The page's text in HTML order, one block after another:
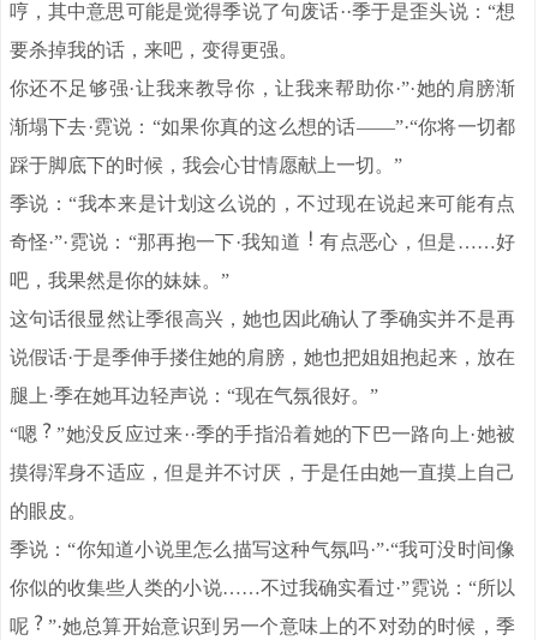
哼，其中意思可能是觉得季说了句废话··季于是歪头说：“想
要杀掉我的话，来吧，变得更强。
你还不足够强·让我来教导你，让我来帮助你·”·她的肩膀渐
渐塌下去·霓说：“如果你真的这么想的话——”·“你将一切都
踩于脚底下的时候，我会心甘情愿献上一切。”
季说：“我本来是计划这么说的，不过现在说起来可能有点
奇怪·”·霓说：“那再抱一下·我知道
有点恶心，但是……好
吧，我果然是你的妹妹。”
这句话很显然让季很高兴，她也因此确认了季确实并不是再
说假话·于是季伸手搂住她的肩膀，她也把姐姐抱起来，放在
腿上·季在她耳边轻声说：“现在气氛很好。”
“嗯
”她没反应过来··季的手指沿着她的下巴一路向上·她被
摸得浑身不适应，但是并不讨厌，于是任由她一直摸上自己
的眼皮。
季说：“你知道小说里怎么描写这种气氛吗·”·“我可没时间像
你似的收集些人类的小说……不过我确实看过·”霓说：“所以
呢
”·她总算开始意识到另一个意味上的不对劲的时候，季